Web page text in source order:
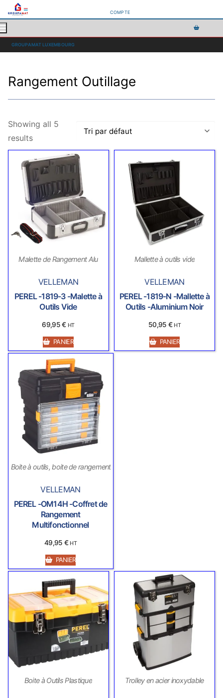
COMPTE
GROUPAMAT LUXEMBOURG
Rangement Outillage
Showing all 5
results
Malette de Rangement Alu
VELLEMAN
PEREL -1819-3 -Malette à
Outils Vide
69,95€ HT
PANIER
Mallette à outils vide
VELLEMAN
PEREL -1819-N -Mallette à
Outils -Aluminium Noir
50,95 € HT
PANIER
Boite à outils, boite de rangement
VELLEMAN
PEREL -OM14H -Coffret de
Rangement
Multifonctionnel
49,95 € HT
PANIER
Boite à Outils Plastique Trolley en acier inoxydable